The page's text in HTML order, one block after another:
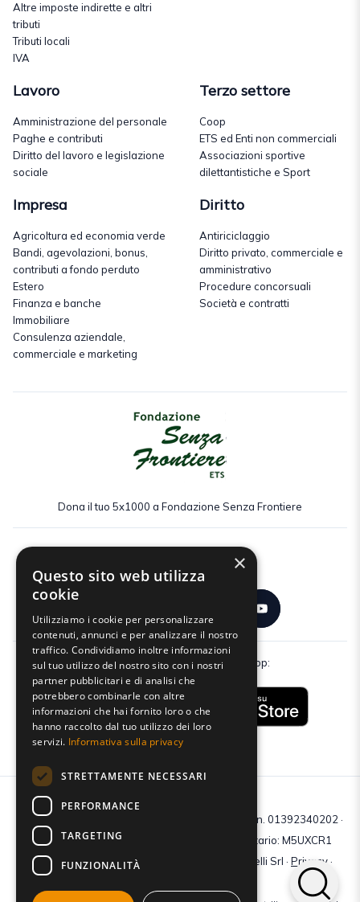
Altre imposte indirette e altri
tributi
Tributi locali
IVA
Lavoro
Amministrazione del personale
Paghe e contributi
Diritto del lavoro e legislazione
sociale
Terzo settore
Coop
ETS ed Enti non commerciali
Associazioni sportive
dilettantistiche e Sport
Impresa
Agricoltura ed economia verde
Bandi, agevolazioni, bonus,
contributi a fondo perduto
Estero
Finanza e banche
Immobiliare
Consulenza aziendale,
commerciale e marketing
Diritto
Antiriciclaggio
Diritto privato, commerciale e
amministrativo
Procedure concorsuali
Società e contratti
Dona il tuo 5x1000 a Fondazione Senza Frontiere
Scarica gratuitamente la nostra app:
C.F e P.IVA: 01392340202 · Reg.Imp. di Mantova: n. 01392340202 ·
Capitale sociale € 210.400 i.v. · Codice destinatario: M5UXCR1
© 2026 Tutti i diritti riservati · Centro Studi Castelli Srl · Privacy·
×
Questo sito web utilizza
cookie
Utilizziamo i cookie per personalizzare
contenuti, annunci e per analizzare il nostro
traffico. Condividiamo inoltre informazioni
sul tuo utilizzo del nostro sito con i nostri
partner pubblicitari e di analisi che
potrebbero combinarle con altre
informazioni che hai fornito loro o che
hanno raccolto dal tuo utilizzo dei loro
servizi. Informativa sulla privacy
STRETTAMENTE NECESSARI
PERFORMANCE
TARGETING
FUNZIONALITÀ